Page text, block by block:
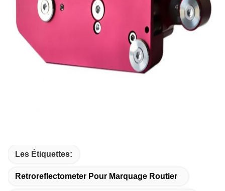
Les Étiquettes:
Retroreflectometer Pour Marquage Routier